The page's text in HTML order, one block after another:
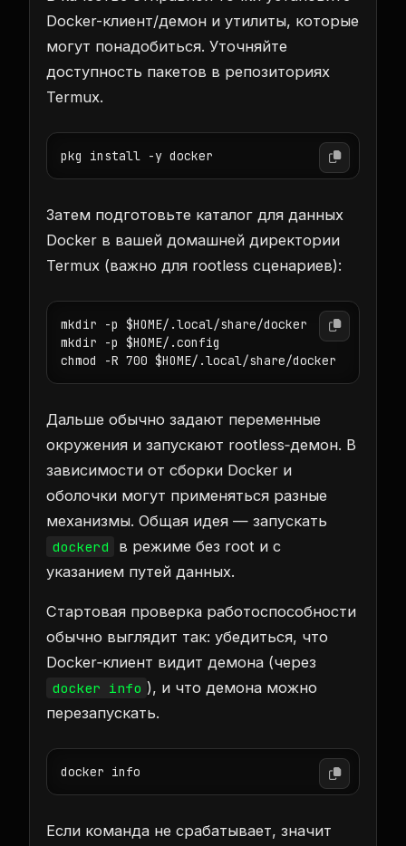
Docker-клиент/демон и утилиты, которые
могут понадобиться. Уточняйте
доступность пакетов в репозиториях
Termux.
pkg install -y docker
Затем подготовьте каталог для данных
Docker в вашей домашней директории
Termux (важно для rootless сценариев):
mkdir -p $HOME/.local/share/docker
mkdir -p $HOME/.config
chmod -R 700 $HOME/.local/share/docker
Дальше обычно задают переменные
окружения и запускают rootless‑демон. В
зависимости от сборки Docker и
оболочки могут применяться разные
механизмы. Общая идея — запускать
dockerd
в режиме без root и с
указанием путей данных.
Стартовая проверка работоспособности
обычно выглядит так: убедиться, что
Docker‑клиент видит демона (через
docker info ), и что демона можно
перезапускать.
docker info
Если команда не срабатывает, значит